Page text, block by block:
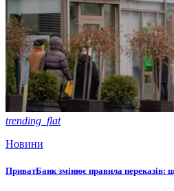
trending_flat
Новини
ПриватБанк змінює правила переказів: